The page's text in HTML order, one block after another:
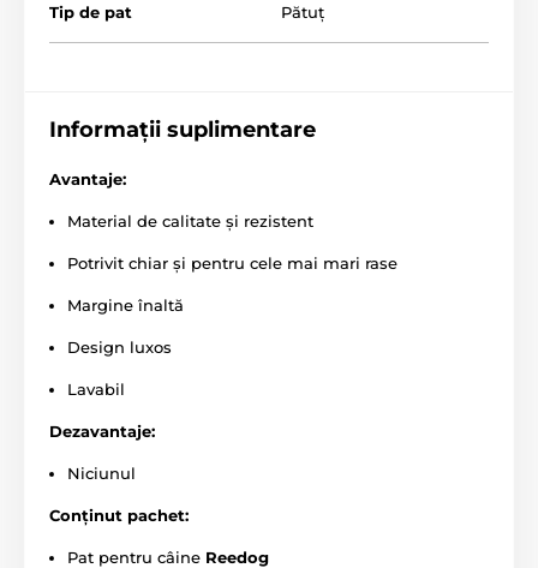
Culcușul pentru câini Reedog Perfection este
disponibil în mai multe dimensiuni. Este potrivit
Dimensiunea poate fi selectată utilizând tabelul.
manual, așa că dimensiunile pot varia ușor, cu maxim
Tip de pat Pătuț
Informații suplimentare
Avantaje:
Material de calitate și rezistent
Potrivit chiar și pentru cele mai mari rase
Margine înaltă
Design luxos
Lavabil
Dezavantaje:
Niciunul
Conținut pachet:
Pat pentru câine Reedog